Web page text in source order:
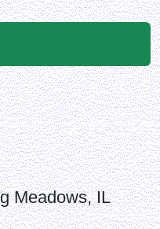
Meadows, IL